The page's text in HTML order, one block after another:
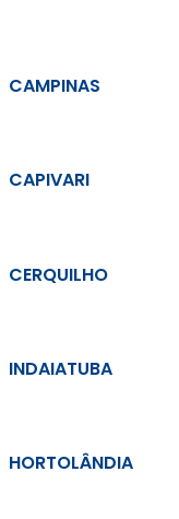
CAMPINAS
CAPIVARI
CERQUILHO
INDAIATUBA
HORTOLÂNDIA